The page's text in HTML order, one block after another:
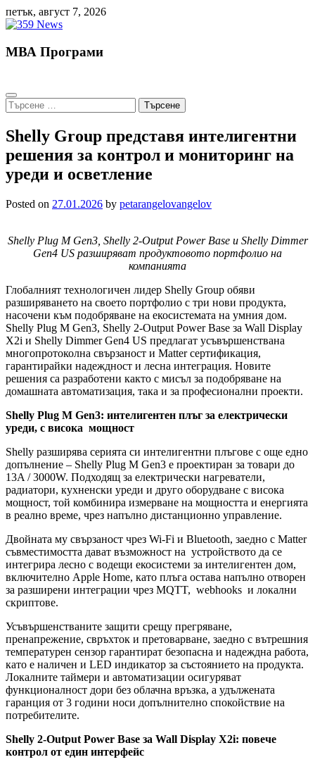
Skip
to
петък, август 7, 2026
МВА Програми
Търсене
за:
Shelly Group представя интелигентни
решения за контрол и мониторинг на
уреди и осветление
Posted on 27.01.2026 by petarangelovangelov
Shelly Plug M Gen3, Shelly 2-Output Power Base и Shelly Dimmer
Gen4 US разширяват продуктовото портфолио на
компанията
Глобалният технологичен лидер Shelly Group обяви
разширяването на своето портфолио с три нови продукта,
насочени към подобряване на екосистемата на умния дом.
Shelly Plug M Gen3, Shelly 2-Output Power Base за Wall Display
X2i и Shelly Dimmer Gen4 US предлагат усъвършенствана
многопротоколна свързаност и Matter сертификация,
гарантирайки надеждност и лесна интеграция. Новите
решения са разработени както с мисъл за подобряване на
домашната автоматизация, така и за професионални проекти.
Shelly Plug M Gen3: интелигентен плъг за електрически
уреди, с висока мощност
Shelly разширява серията си интелигентни плъгове с още едно
допълнение – Shelly Plug M Gen3 е проектиран за товари до
13A / 3000W. Подходящ за електрически нагреватели,
радиатори, кухненски уреди и друго оборудване с висока
мощност, той комбинира измерване на мощността и енергията
в реално време, чрез напълно дистанционно управление.
Двойната му свързаност чрез Wi-Fi и Bluetooth, заедно с Matter
съвместимостта дават възможност на устройството да се
интегрира лесно с водещи екосистеми за интелигентен дом,
включително Apple Home, като плъга остава напълно отворен
за разширени интеграции чрез MQTT, webhooks и локални
скриптове.
Усъвършенстваните защити срещу прегряване,
пренапрежение, свръхток и претоварване, заедно с вътрешния
температурен сензор гарантират безопасна и надеждна работа,
като е наличен и LED индикатор за състоянието на продукта.
Локалните таймери и автоматизации осигуряват
функционалност дори без облачна връзка, а удължената
гаранция от 3 години носи допълнително спокойствие на
потребителите.
Shelly 2-Output Power Base за Wall Display X2i: повече
контрол от един интерфейс